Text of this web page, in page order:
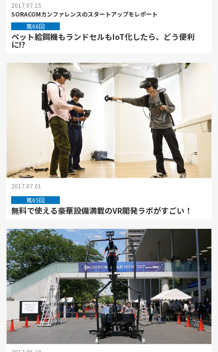
2017.07.15
SORACOMカンファレンスのスタートアップをレポート
第66回
ペット給餌機もランドセルもIoT化したら、どう便利
に!?
2017.07.01
第65回
無料で使える豪華設備満載のVR開発ラボがすごい！